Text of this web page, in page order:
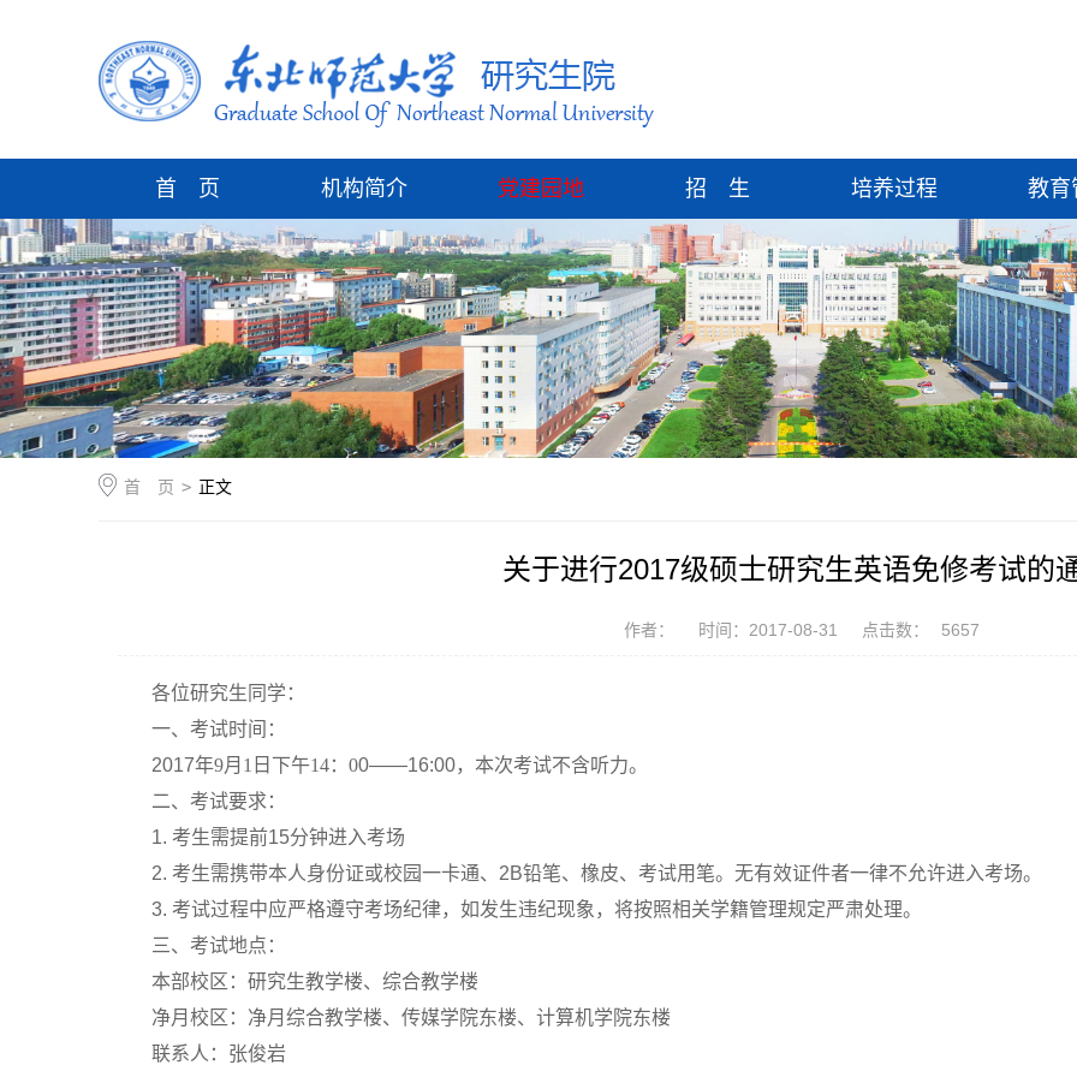
首 页 机构简介 党建园地 招 生 培养过程 教育
首 页 > 正文
关于进行2017级硕士研究生英语免修考试的
作者： 时间：2017-08-31 点击数： 5657
各位研究生同学：
一、考试时间：
2017年9月1 日下午14：00——16:00，本次考试不含听力。
二、考试要求：
1. 考生需提前15分钟进入考场
2. 考生需携带本人身份证或校园一卡通、 2B铅笔、橡皮、考试用笔。无有效证件者一律不允许进入考场。
3. 考试过程中应严格遵守考场纪律，如发生违纪现象，将按照相关学籍管理规定严肃处理。
三、考试地点：
本部校区：研究生教学楼、综合教学楼
净月校区：净月综合教学楼、传媒学院东楼、计算机学院东楼
联系人：张俊岩